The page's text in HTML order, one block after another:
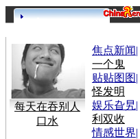
每天在吞别人
口水
焦点新闻|
一个鬼
贴贴图图|
怪发明
娱乐旮旯 |
利双收
情感世界|